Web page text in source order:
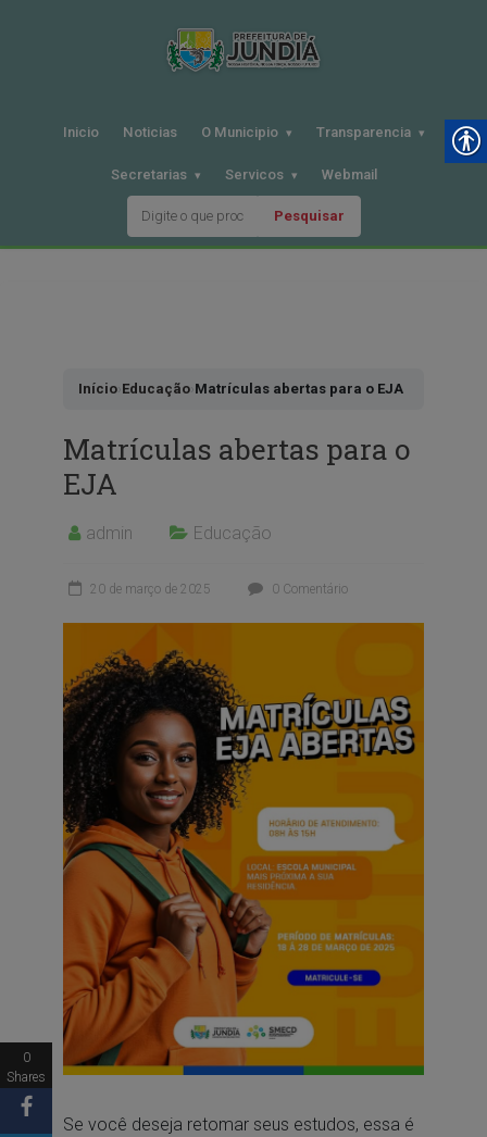
Inicio Noticias O Municipio Transparencia
Secretarias Servicos Webmail
Pesquisar
Início›Educação›Matrículas abertas para o EJA
Matrículas abertas para o
EJA
admin Educação
20 de março de 2025 0 Comentário
Se você deseja retomar seus estudos, essa é
0
Shares